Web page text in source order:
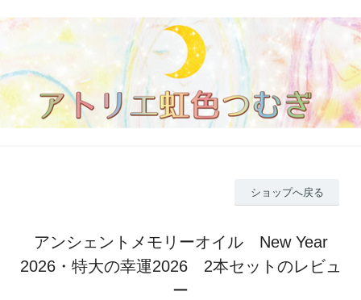
ショップへ戻る
アンシェントメモリーオイル New Year
2026・特大の幸運2026 2本セットのレビュ
ー